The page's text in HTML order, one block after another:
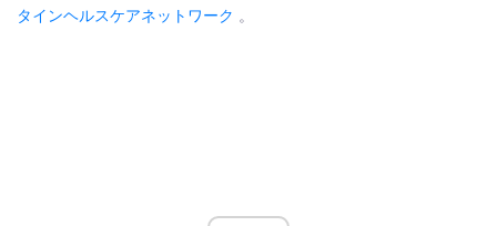
タインヘルスケアネットワーク 。